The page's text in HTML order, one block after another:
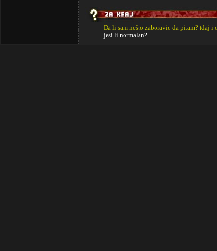
Da li sam nešto zaboravio da pitam? (daj i
jesi li normalan?